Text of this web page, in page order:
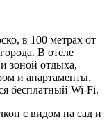
в 100 метрах от
В отеле
зоной отдыха,
и апартаменты.
бесплатный Wi-Fi.
с видом на сад и